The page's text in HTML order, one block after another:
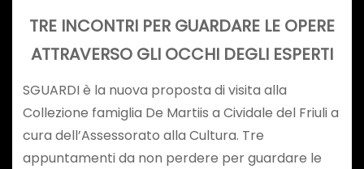
TRE INCONTRI PER GUARDARE LE OPERE
ATTRAVERSO GLI OCCHI DEGLI ESPERTI
SGUARDI è la nuova proposta di visita alla
Collezione famiglia De Martiis a Cividale del Friuli a
cura dell’Assessorato alla Cultura. Tre
appuntamenti da non perdere per guardare le